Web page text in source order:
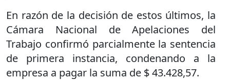
En razón de la decisión de estos últimos, la
Cámara Nacional de Apelaciones del
Trabajo confirmó parcialmente la sentencia
de primera instancia, condenando a la
empresa a pagar la suma de $ 43.428,57.